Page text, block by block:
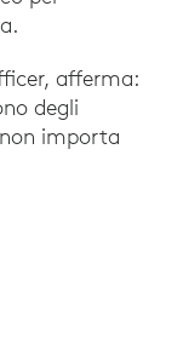
afferma:
degli
importa